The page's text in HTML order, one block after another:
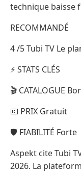
technique baisse
RECOMMANDÉ
4 /5 Tubi TV Le
⚡ STATS CLÉS
🎬 CATALOGUE
💶 PRIX Gratuit
🛡️ FIABILITÉ Forte
Aspekt cite Tubi
2026. La